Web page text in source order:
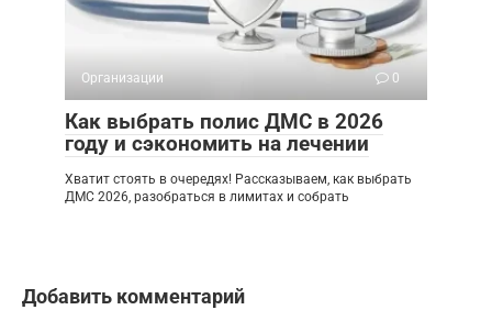
Организации 0
Как выбрать полис ДМС в 2026
году и сэкономить на лечении
Хватит стоять в очередях! Рассказываем, как выбрать
ДМС 2026, разобраться в лимитах и собрать
Добавить комментарий